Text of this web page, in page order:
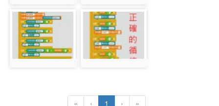
photo-
631
photo-
632
« ‹ 1 (current)
› »